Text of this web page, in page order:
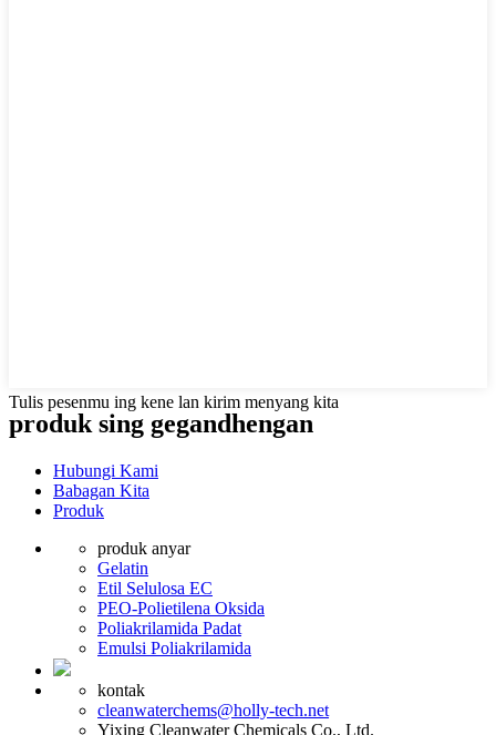
Tulis pesenmu ing kene lan kirim menyang kita
produk sing gegandhengan
Hubungi Kami
Babagan Kita
Produk
produk anyar
Gelatin
Etil Selulosa EC
PEO-Polietilena Oksida
Poliakrilamida Padat
Emulsi Poliakrilamida
kontak
cleanwaterchems@holly-tech.net
Yixing Cleanwater Chemicals Co., Ltd.